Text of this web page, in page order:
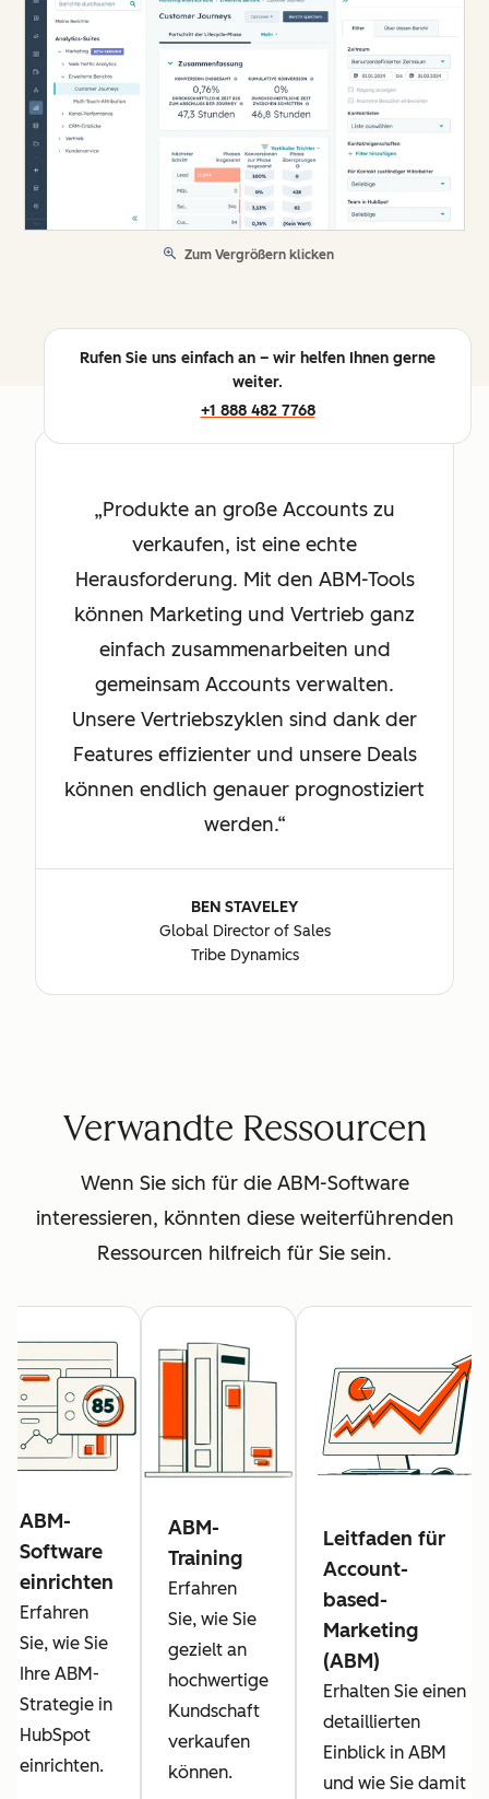
Zum Vergrößern klicken
Rufen Sie uns einfach an – wir helfen Ihnen gerne
weiter.
+1 888 482 7768
Produkte an große Accounts zu
verkaufen, ist eine echte
Herausforderung. Mit den ABM-Tools
können Marketing und Vertrieb ganz
einfach zusammenarbeiten und
gemeinsam Accounts verwalten.
Unsere Vertriebszyklen sind dank der
Features effizienter und unsere Deals
können endlich genauer prognostiziert
werden.
BEN STAVELEY
Global Director of Sales
Tribe Dynamics
Verwandte Ressourcen
Wenn Sie sich für die ABM-Software
interessieren, könnten diese weiterführenden
Ressourcen hilfreich für Sie sein.
ABM-
Software
einrichten
Erfahren
Sie, wie Sie
Ihre ABM-
Strategie in
HubSpot
einrichten.
ABM-
Training
Erfahren
Sie, wie Sie
gezielt an
hochwertige
Kundschaft
verkaufen
können.
Leitfaden für
Account-
based-
Marketing
(ABM)
Erhalten Sie einen
detaillierten
Einblick in ABM
und wie Sie damit